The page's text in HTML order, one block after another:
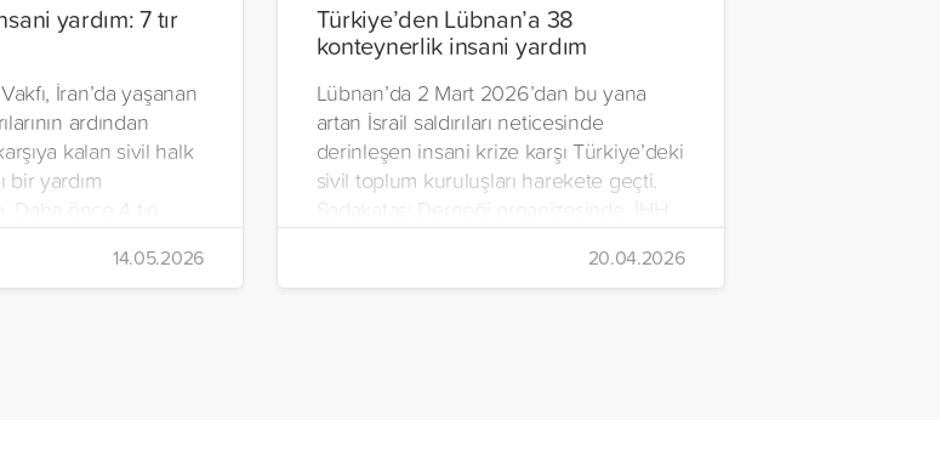
yardım: 7 tır
İran’da yaşanan
ardından
kalan sivil halk
bir yardım
Daha önce 4 tırı
oluşan 7
14.05.2026
Türkiye’den Lübnan’a 38
konteynerlik insani yardım
Lübnan’da 2 Mart 2026’dan bu yana
artan İsrail saldırıları neticesinde
derinleşen insani krize karşı Türkiye’deki
sivil toplum kuruluşları harekete geçti.
Sadakataşı Derneği organizesinde, İHH
Yeryüzü Çocukları Derneği tarafından
hazırlanan ve içerisinde acil ihtiyaç
20.04.2026